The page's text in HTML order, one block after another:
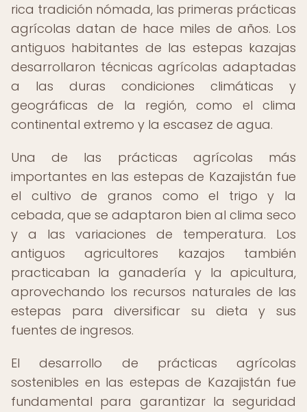
rica tradición nómada, las primeras prácticas
agrícolas datan de hace miles de años. Los
antiguos habitantes de las estepas kazajas
desarrollaron técnicas agrícolas adaptadas
a las duras condiciones climáticas y
geográficas de la región, como el clima
continental extremo y la escasez de agua.
Una de las prácticas agrícolas más
importantes en las estepas de Kazajistán fue
el cultivo de granos como el trigo y la
cebada, que se adaptaron bien al clima seco
y a las variaciones de temperatura. Los
antiguos agricultores kazajos también
practicaban la ganadería y la apicultura,
aprovechando los recursos naturales de las
estepas para diversificar su dieta y sus
fuentes de ingresos.
El desarrollo de prácticas agrícolas
sostenibles en las estepas de Kazajistán fue
fundamental para garantizar la seguridad